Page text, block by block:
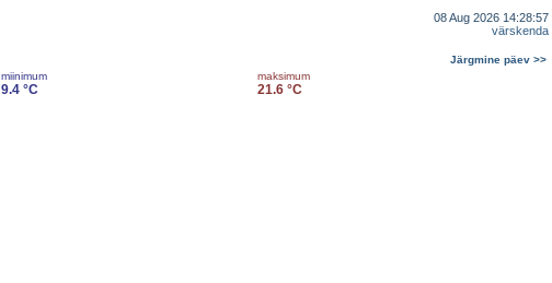
08 Aug 2026 14:28:57
värskenda
Järgmine päev >>
miinimum
9.4 °C
maksimum
21.6 °C